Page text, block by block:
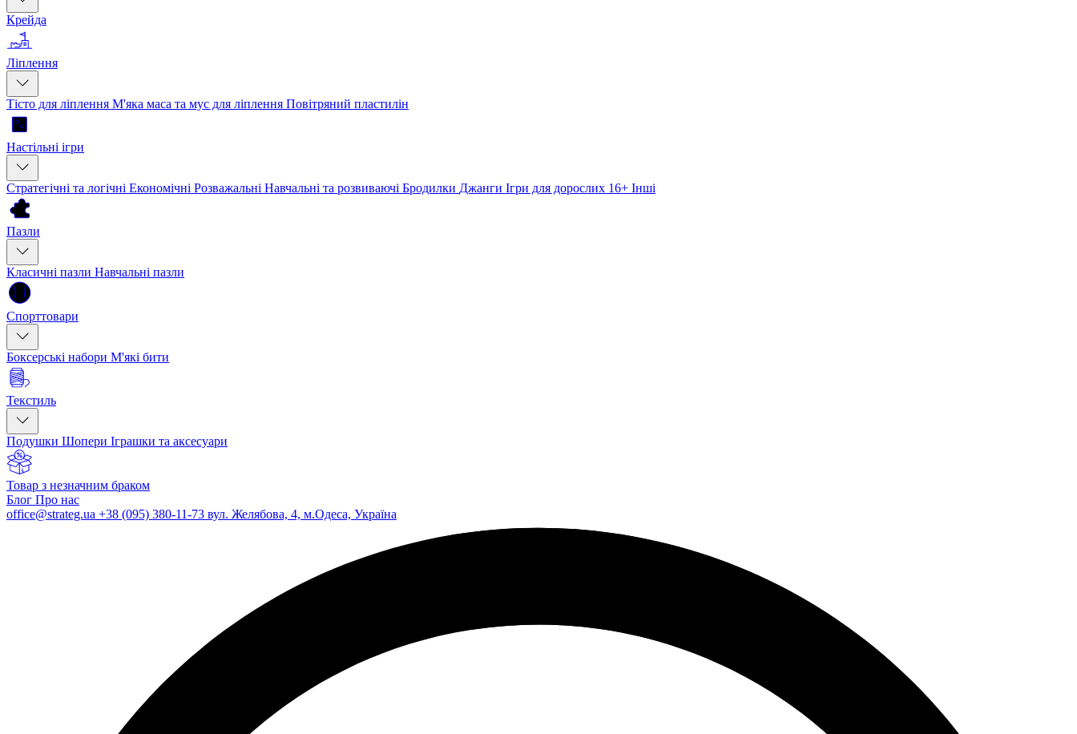
Крейда
Ліплення
Тісто для ліплення М'яка маса та мус для ліплення Повітряний пластилін
Настільні ігри
Стратегічні та логічні Економічні Розважальні Навчальні та розвиваючі Бродилки Джанги Ігри для дорослих 16+ Інші
Пазли
Класичні пазли Навчальні пазли
Спорттовари
Боксерські набори М'які бити
Текстиль
Подушки Шопери Іграшки та аксесуари
Товар з незначним браком
Блог Про нас
office@strateg.ua +38 (095) 380-11-73 вул. Желябова, 4, м.Одеса, Україна